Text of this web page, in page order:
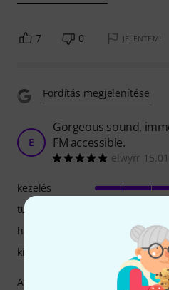
7 0 JELENTEM!
Fordítás megjelenítése
E
Gorgeous sound,
FM accessible.
elwyrr
At last, a tactile, visual FM
kezelés
tulajdonsagok
hangzás
kivitelezés